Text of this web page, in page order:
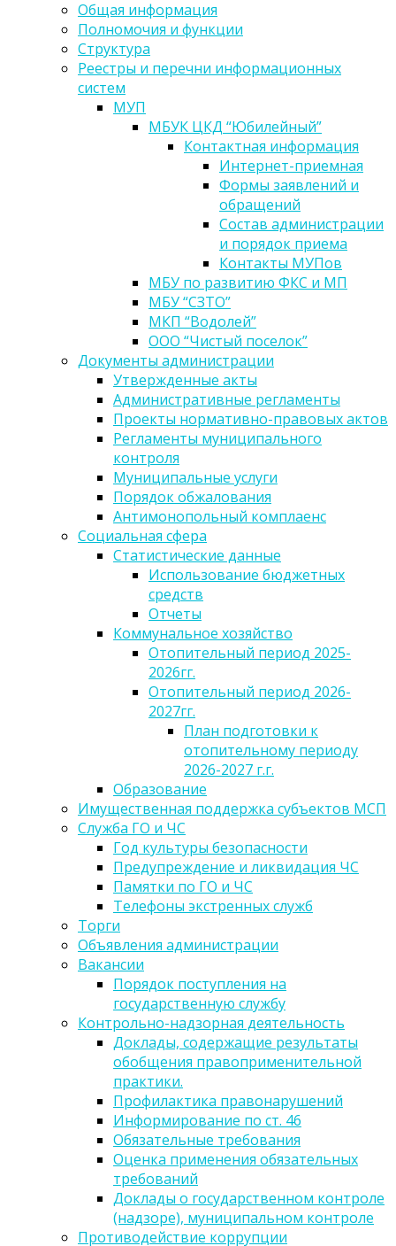
Общая информация
Полномочия и функции
Структура
Реестры и перечни информационных
систем
МУП
МБУК ЦКД “Юбилейный”
Контактная информация
Интернет-приемная
Формы заявлений и
обращений
Состав администрации
и порядок приема
Контакты МУПов
МБУ по развитию ФКС и МП
МБУ “СЗТО”
МКП “Водолей”
ООО “Чистый поселок”
Документы администрации
Утвержденные акты
Административные регламенты
Проекты нормативно-правовых актов
Регламенты муниципального
контроля
Муниципальные услуги
Порядок обжалования
Антимонопольный комплаенс
Социальная сфера
Статистические данные
Использование бюджетных
средств
Отчеты
Коммунальное хозяйство
Отопительный период 2025-
2026гг.
Отопительный период 2026-
2027гг.
План подготовки к
отопительному периоду
2026-2027 г.г.
Образование
Имущественная поддержка субъектов МСП
Служба ГО и ЧС
Год культуры безопасности
Предупреждение и ликвидация ЧС
Памятки по ГО и ЧС
Телефоны экстренных служб
Торги
Объявления администрации
Вакансии
Порядок поступления на
государственную службу
Контрольно-надзорная деятельность
Доклады, содержащие результаты
обобщения правоприменительной
практики.
Профилактика правонарушений
Информирование по ст. 46
Обязательные требования
Оценка применения обязательных
требований
Доклады о государственном контроле
(надзоре), муниципальном контроле
Противодействие коррупции